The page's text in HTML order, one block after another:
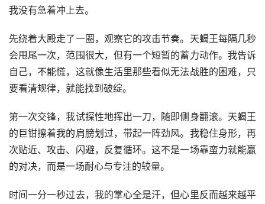
我没有急着冲上去。
先绕着大殿走了一圈，观察它的攻击节奏。天蝎王每隔几秒
会甩尾一次，范围很大，但有一个短暂的蓄力动作。我告诉
自己，不能慌，这就像生活里那些看似无法战胜的困难，只
要看清规律，就能找到破绽。
第一次交锋，我试探性地挥出一刀，随即侧身翻滚。天蝎王
的巨钳擦着我的肩膀划过，带起一阵劲风。我稳住身形，再
次贴近、攻击、闪避，反复循环。这不是一场靠蛮力就能赢
的对决，而是一场耐心与专注的较量。
时间一分一秒过去，我的掌心全是汗，但心里反而越来越平